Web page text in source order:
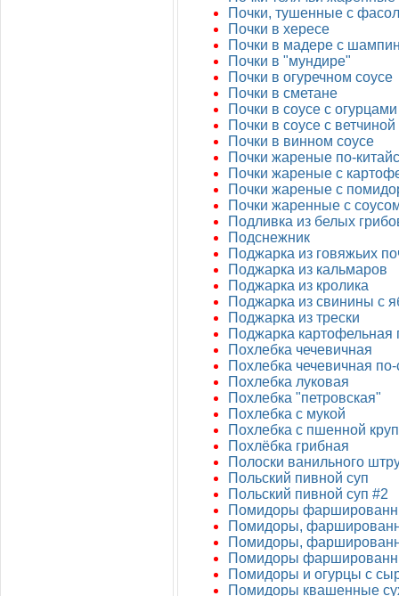
Почки, тушенные с
Почки в хересе
Почки в мадере с
Почки в "мундире"
Почки в огуречном соусе
Почки в сметане
Почки в соусе с огурцами
Почки в соусе с
Почки в винном соусе
Почки жареные по-
Почки жареные с
Почки жареные с
Почки жаренные с
Подливка из белых
Подснежник
Поджарка из говяжьих
Поджарка из кальмаров
Поджарка из кролика
Поджарка из свинины с
Поджарка из трески
Поджарка картофельная
Похлебка чечевичная
Похлебка чечевичная
Похлебка луковая
Похлебка "петровская"
Похлебка с мукой
Похлебка с пшенной
Похлёбка грибная
Полоски ванильного
Польский пивной суп
Польский пивной суп #2
Помидоры
Помидоры,
Помидоры,
Помидоры
Помидоры и огурцы с
Помидоры квашенные